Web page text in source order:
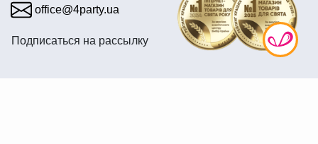
office@4party.ua
Подписаться на рассылку